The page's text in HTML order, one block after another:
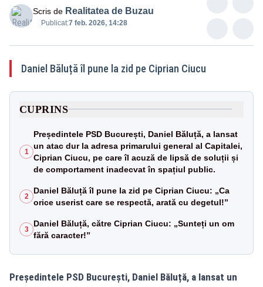
Scris de Realitatea de Buzau
Publicat:7 feb. 2026, 14:28
Daniel Băluță îl pune la zid pe Ciprian Ciucu
CUPRINS
1
Președintele PSD București, Daniel Băluță, a lansat
un atac dur la adresa primarului general al Capitalei,
Ciprian Ciucu, pe care îl acuză de lipsă de soluții și
de comportament inadecvat în spațiul public.
2
Daniel Băluță îl pune la zid pe Ciprian Ciucu: „Ca
orice userist care se respectă, arată cu degetul!”
3
Daniel Băluță, către Ciprian Ciucu: „Sunteți un om
fără caracter!”
Președintele PSD București, Daniel Băluță, a lansat un